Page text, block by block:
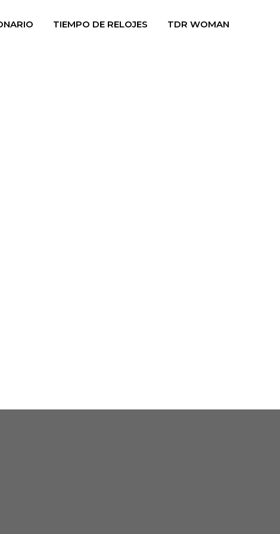
TIEMPO DE RELOJES TDR WOMAN